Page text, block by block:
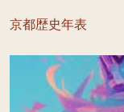
京都歴史年表